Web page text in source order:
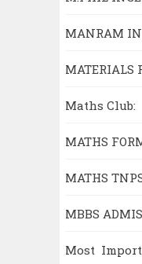
MANRAM IN
MATERIALS
Maths Club:
MATHS
MATHS
MBBS
Most